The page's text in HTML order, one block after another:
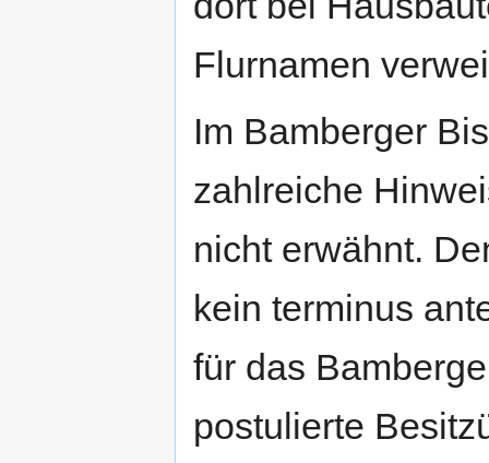
Flurnamen
Im Bamberger
zahlreiche
nicht erwähnt.
kein terminus
für das
postulierte